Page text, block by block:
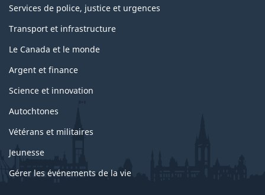
Services de police, justice et urgences
Transport et infrastructure
Le Canada et le monde
Argent et finance
Science et innovation
Autochtones
Vétérans et militaires
Jeunesse
Gérer les événements de la vie